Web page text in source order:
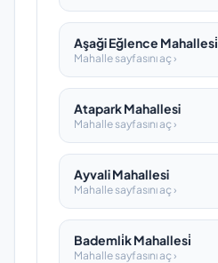
Aşaği Eğlence Mahallesi̇
Mahalle sayfasını aç ›
Atapark Mahallesi
Mahalle sayfasını aç ›
Ayvali Mahallesi
Mahalle sayfasını aç ›
Bademli̇k Mahallesi̇
Mahalle sayfasını aç ›